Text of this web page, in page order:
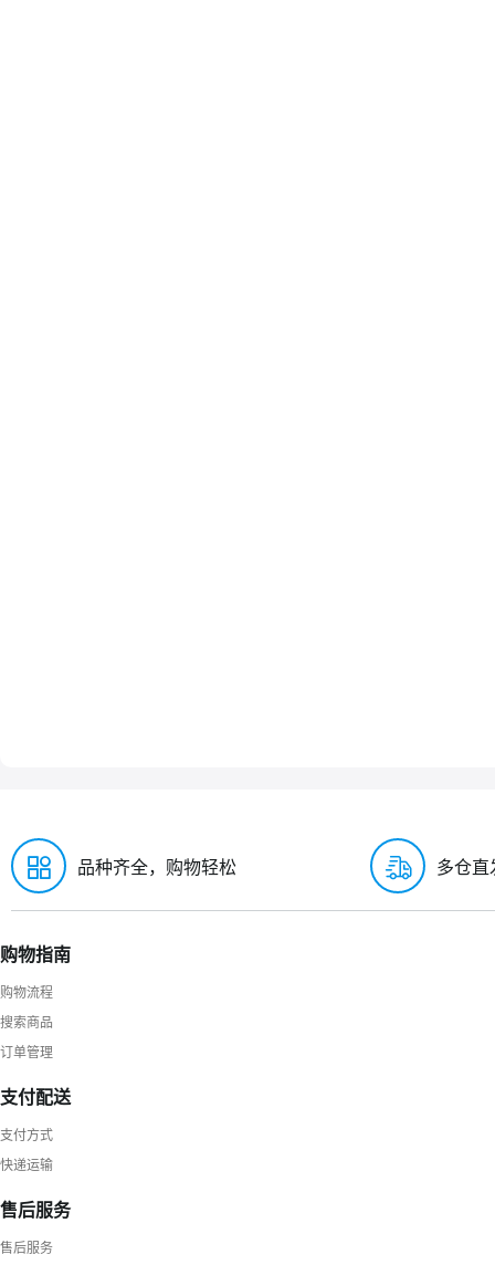
品种齐全，购物轻松 多仓直
购物指南
购物流程
搜索商品
订单管理
支付配送
支付方式
快递运输
售后服务
售后服务